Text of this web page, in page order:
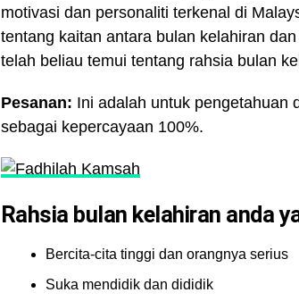
motivasi dan personaliti terkenal di
tentang kaitan antara bulan kelahiran
telah beliau temui tentang rahsia bulan
Pesanan: Ini adalah untuk pengetahuan
sebagai kepercayaan 100%.
Rahsia bulan kelahiran anda
Bercita-cita tinggi dan orangnya serius
Suka mendidik dan dididik